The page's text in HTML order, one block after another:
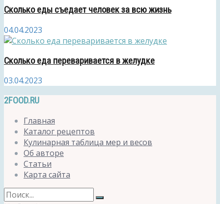
Сколько еды съедает человек за всю жизнь
04.04.2023
Сколько еда переваривается в желудке
03.04.2023
2FOOD.RU
Главная
Каталог рецептов
Кулинарная таблица мер и весов
Об авторе
Статьи
Карта сайта